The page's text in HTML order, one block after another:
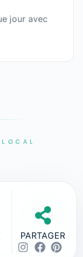
jour avec
PARTAGER